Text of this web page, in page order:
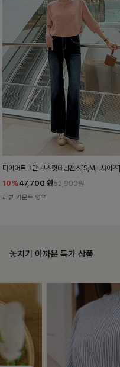
다이어트그만 부츠컷데님팬츠[S,M,L사이즈]
10%47,700 원52,900원
리뷰 카운트 영역
놓치기 아까운 특가 상품